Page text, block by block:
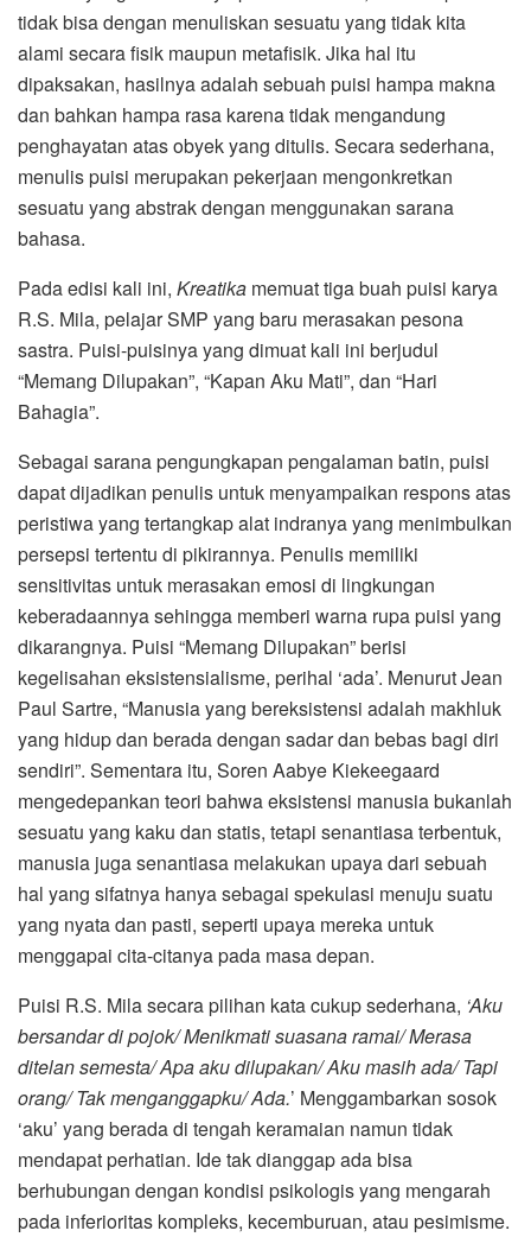
tidak bisa dengan menuliskan sesuatu yang tidak kita
alami secara fisik maupun metafisik. Jika hal itu
dipaksakan, hasilnya adalah sebuah puisi hampa makna
dan bahkan hampa rasa karena tidak mengandung
penghayatan atas obyek yang ditulis. Secara sederhana,
menulis puisi merupakan pekerjaan mengonkretkan
sesuatu yang abstrak dengan menggunakan sarana
bahasa.
Pada edisi kali ini, Kreatika memuat tiga buah puisi karya
R.S. Mila, pelajar SMP yang baru merasakan pesona
sastra. Puisi-puisinya yang dimuat kali ini berjudul
“Memang Dilupakan”, “Kapan Aku Mati”, dan “Hari
Bahagia”.
Sebagai sarana pengungkapan pengalaman batin, puisi
dapat dijadikan penulis untuk menyampaikan respons atas
peristiwa yang tertangkap alat indranya yang menimbulkan
persepsi tertentu di pikirannya. Penulis memiliki
sensitivitas untuk merasakan emosi di lingkungan
keberadaannya sehingga memberi warna rupa puisi yang
dikarangnya. Puisi “Memang Dilupakan” berisi
kegelisahan eksistensialisme, perihal ‘ada’. Menurut Jean
Paul Sartre, “Manusia yang bereksistensi adalah makhluk
yang hidup dan berada dengan sadar dan bebas bagi diri
sendiri”. Sementara itu, Soren Aabye Kiekeegaard
mengedepankan teori bahwa eksistensi manusia bukanlah
sesuatu yang kaku dan statis, tetapi senantiasa terbentuk,
manusia juga senantiasa melakukan upaya dari sebuah
hal yang sifatnya hanya sebagai spekulasi menuju suatu
yang nyata dan pasti, seperti upaya mereka untuk
menggapai cita-citanya pada masa depan.
Puisi R.S. Mila secara pilihan kata cukup sederhana, ‘Aku
bersandar di pojok/ Menikmati suasana ramai/ Merasa
ditelan semesta/ Apa aku dilupakan/ Aku masih ada/ Tapi
orang/ Tak menganggapku/ Ada.’ Menggambarkan sosok
‘aku’ yang berada di tengah keramaian namun tidak
mendapat perhatian. Ide tak dianggap ada bisa
berhubungan dengan kondisi psikologis yang mengarah
pada inferioritas kompleks, kecemburuan, atau pesimisme.